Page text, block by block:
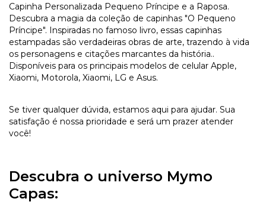
Capinha Personalizada Pequeno Príncipe e a Raposa.
Descubra a magia da coleção de capinhas "O Pequeno
Príncipe". Inspiradas no famoso livro, essas capinhas
estampadas são verdadeiras obras de arte, trazendo à vida
os personagens e citações marcantes da história..
Disponíveis para os principais modelos de celular Apple,
Xiaomi, Motorola, Xiaomi, LG e Asus.
Se tiver qualquer dúvida, estamos aqui para ajudar. Sua
satisfação é nossa prioridade e será um prazer atender
você!
Descubra o universo Mymo
Capas: